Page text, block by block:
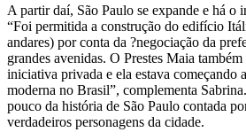
A partir daí, São Paulo se expande e há o
“Foi permitida a construção do edifício
andares) por conta da ?negociação da
grandes avenidas. O Prestes Maia
iniciativa privada e ela estava começando
moderna no Brasil”, complementa
pouco da história de São Paulo contada
verdadeiros personagens da cidade.